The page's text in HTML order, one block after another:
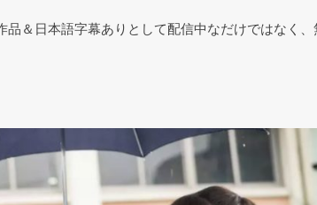
＆日本語字幕ありとして配信中なだけではなく、